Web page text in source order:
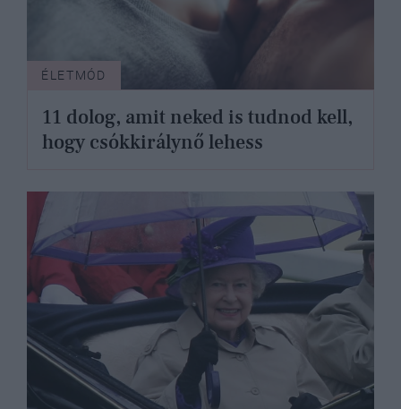
ÉLETMÓD
11 dolog, amit neked is tudnod kell,
hogy csókkirálynő lehess